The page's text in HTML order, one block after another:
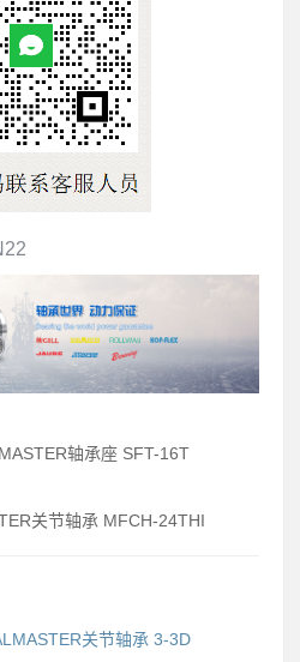
轴承座 SFT-16T
关节轴承 MFCH-24THI
关节轴承 3-3D